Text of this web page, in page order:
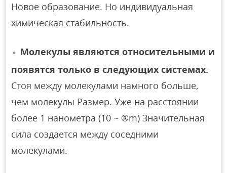
Новое образование. Но индивидуальная
химическая стабильность.
Молекулы являются относительными и
появятся только в следующих системах.
Стоя между молекулами намного больше,
чем молекулы Размер. Уже на расстоянии
более 1 нанометра (10 ~ ®m) Значительная
сила создается между соседними
молекулами.